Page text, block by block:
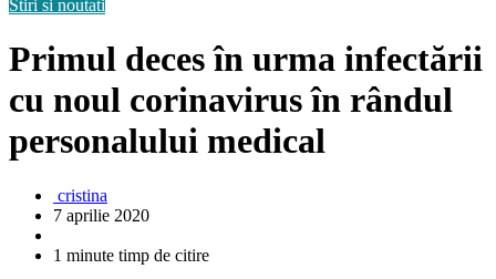
Stiri si noutati
Primul deces în urma infectării
cu noul corinavirus în rândul
personalului medical
cristina
7 aprilie 2020
1 minute timp de citire